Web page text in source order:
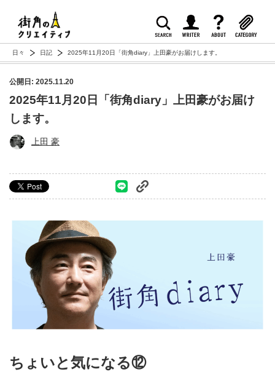
日々 日記 2025年11月20日「街角diary」上田豪がお届けします。
公開日: 2025.11.20
2025年11月20日「街角diary」上田豪がお届け
します。
上田 豪
ちょいと気になる⑫